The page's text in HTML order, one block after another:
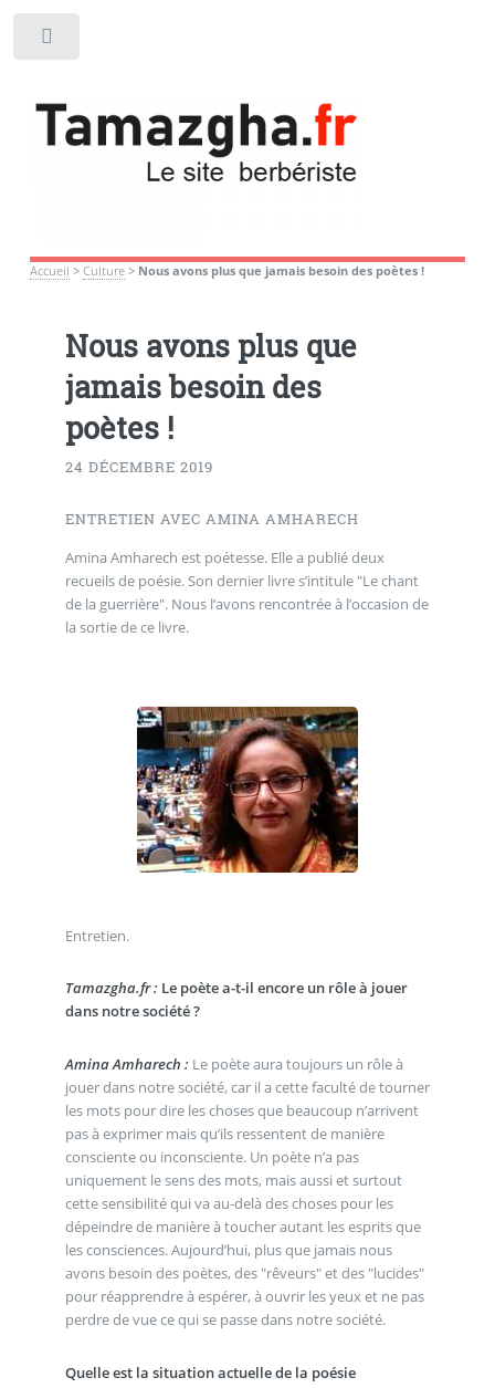
Accueil > Culture> Nous avons plus que jamais besoin des poètes !
Nous avons plus que
jamais besoin des
poètes !
24 DÉCEMBRE 2019
ENTRETIEN AVEC AMINA AMHARECH
Amina Amharech est poétesse. Elle a publié deux
recueils de poésie. Son dernier livre s’intitule "Le chant
de la guerrière". Nous l’avons rencontrée à l’occasion de
la sortie de ce livre.
Entretien.
Tamazgha.fr : Le poète a-t-il encore un rôle à jouer
dans notre société ?
Amina Amharech : Le poète aura toujours un rôle à
jouer dans notre société, car il a cette faculté de tourner
les mots pour dire les choses que beaucoup n’arrivent
pas à exprimer mais qu’ils ressentent de manière
consciente ou inconsciente. Un poète n’a pas
uniquement le sens des mots, mais aussi et surtout
cette sensibilité qui va au-delà des choses pour les
dépeindre de manière à toucher autant les esprits que
les consciences. Aujourd’hui, plus que jamais nous
avons besoin des poètes, des "rêveurs" et des "lucides"
pour réapprendre à espérer, à ouvrir les yeux et ne pas
perdre de vue ce qui se passe dans notre société.
Quelle est la situation actuelle de la poésie